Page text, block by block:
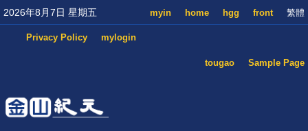
2026年8月7日 星期五 繁體
front
hgg
home
myin
mylogin
Privacy Policy
Sample Page
tougao